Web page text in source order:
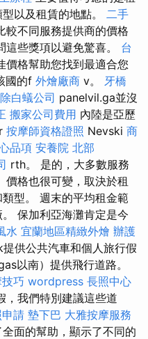
以及租賃的地點。 二手
較不同服務提供商的價格
些獎項以避免驚喜。 台
價格幫助您找到最適合您
國的f 外燴廠商 v。 牙橋
白蟻公司 panelvil.ga並沒
搬家公司費用 內陸是亞歷
按摩師資格證照 Nevski 商
品項 安養院 北部
rth。 是的，大多數服務
價格也很可變，取決於租
型。 週末的平均租金範
保加利亞海灘肯定是今
水 宜蘭地區精緻外燴 辦護
供公共汽車和個人旅行假
以南）提供飛行道路。
巧 wordpress 長照中心
，我們特別建議這些道
請 墊下巴 大雅按摩服務
面的幫助，顯示了不同的